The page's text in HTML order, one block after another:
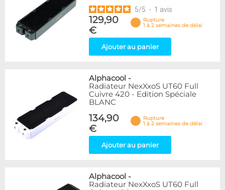
5/5 - 1 avis
129,90
€
Rupture
1 à 2 semaines de délai
Ajouter au panier
Alphacool -
Radiateur NexXxoS UT60 Full
Cuivre 420 - Edition Spéciale
BLANC
134,90
€
Rupture
1 à 2 semaines de délai
Ajouter au panier
Alphacool -
Radiateur NexXxoS UT60 Full